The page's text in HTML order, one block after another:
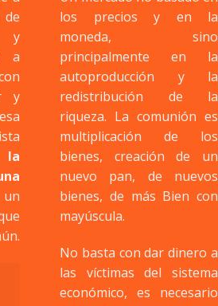
y
a
y
la
los precios y en la
moneda, sino
principalmente en la
autoproducción y la
redistribución de la
riqueza. La comunión es
multiplicación de los
bienes, creación de un
nuevo pan, de nuevos
bienes, de más Bien con
mayúscula.
No basta con dar dinero a
las víctimas del sistema
económico, es necesario